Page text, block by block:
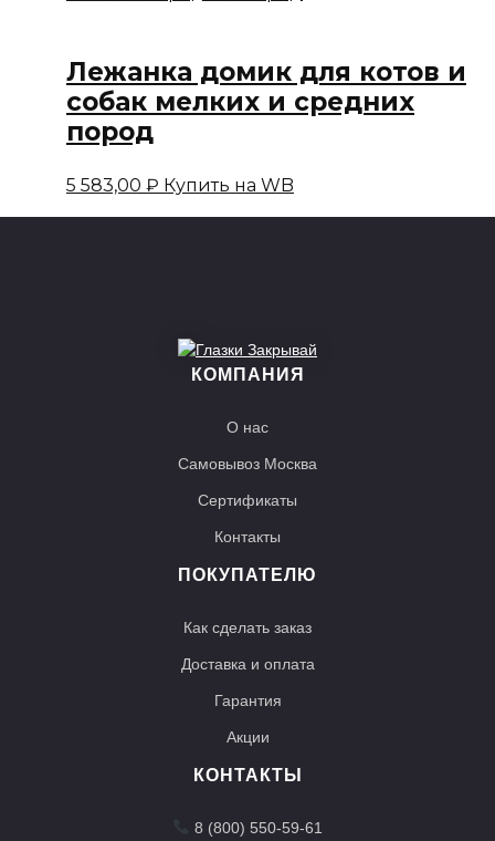
Лежанка домик для котов и
собак мелких и средних
пород
5 583,00 ₽ Купить на WB
КОМПАНИЯ
О нас
Самовывоз Москва
Сертификаты
Контакты
ПОКУПАТЕЛЮ
Как сделать заказ
Доставка и оплата
Гарантия
Акции
КОНТАКТЫ
8 (800) 550-59-61